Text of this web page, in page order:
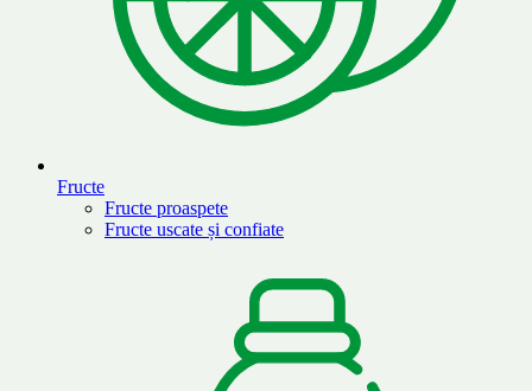
Fructe
Fructe proaspete
Fructe uscate și confiate